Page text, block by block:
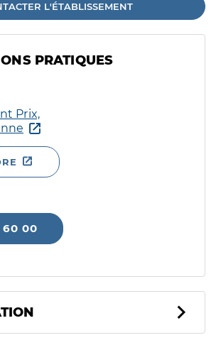
L'ÉTABLISSEMENT
PRATIQUES
Prix,
60 00